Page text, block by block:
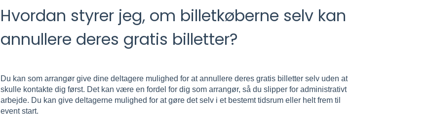
Hvordan styrer jeg, om billetkøberne selv kan
annullere deres gratis billetter?
Du kan som arrangør give dine deltagere mulighed for at annullere deres gratis billetter selv uden at
skulle kontakte dig først. Det kan være en fordel for dig som arrangør, så du slipper for administrativt
arbejde. Du kan give deltagerne mulighed for at gøre det selv i et bestemt tidsrum eller helt frem til
event start.